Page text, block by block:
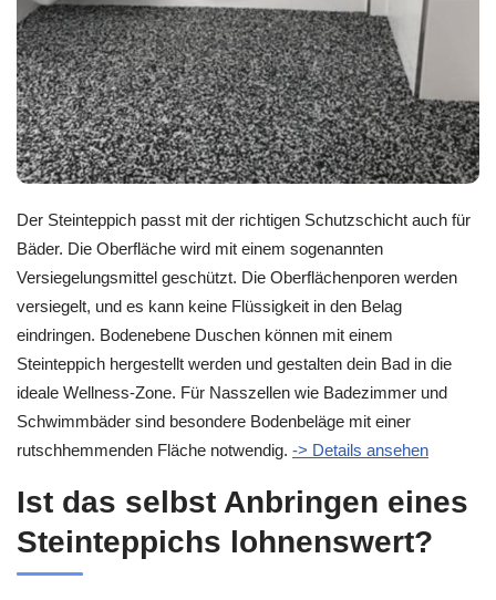
Der Steinteppich passt mit der richtigen Schutzschicht auch für
Bäder. Die Oberfläche wird mit einem sogenannten
Versiegelungsmittel geschützt. Die Oberflächenporen werden
versiegelt, und es kann keine Flüssigkeit in den Belag
eindringen. Bodenebene Duschen können mit einem
Steinteppich hergestellt werden und gestalten dein Bad in die
ideale Wellness-Zone. Für Nasszellen wie Badezimmer und
Schwimmbäder sind besondere Bodenbeläge mit einer
rutschhemmenden Fläche notwendig. -> Details ansehen
Ist das selbst Anbringen eines
Steinteppichs lohnenswert?